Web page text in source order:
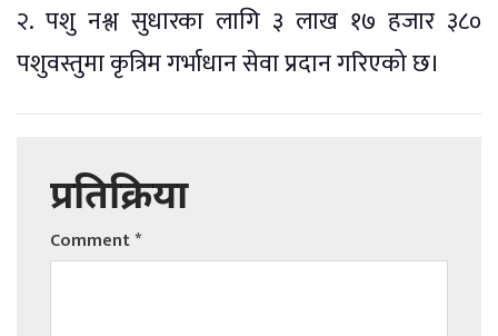
२. पशु नश्ल सुधारका लागि ३ लाख १७ हजार ३८०
पशुवस्तुमा कृत्रिम गर्भाधान सेवा प्रदान गरिएको छ।
प्रतिक्रिया
Comment*